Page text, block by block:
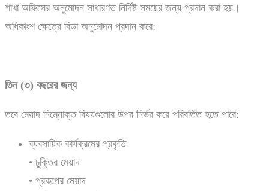
শাখা অফিসের অনুমোদন সাধারণত নির্দিষ্ট সময়ের জন্য প্রদান করা হয়।
অধিকাংশ ক্ষেত্রে বিডা অনুমোদন প্রদান করে:
তিন (৩) বছরের জন্য
তবে মেয়াদ নিম্নোক্ত বিষয়গুলোর উপর নির্ভর করে পরিবর্তিত হতে পারে:
ব্যবসায়িক কার্যক্রমের প্রকৃতি
• চুক্তির মেয়াদ
• প্রকল্পের মেয়াদ